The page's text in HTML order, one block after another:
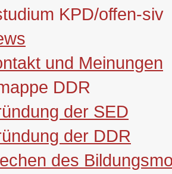
KPD/offen-siv
und Meinungen
DDR
der SED
der DDR
des